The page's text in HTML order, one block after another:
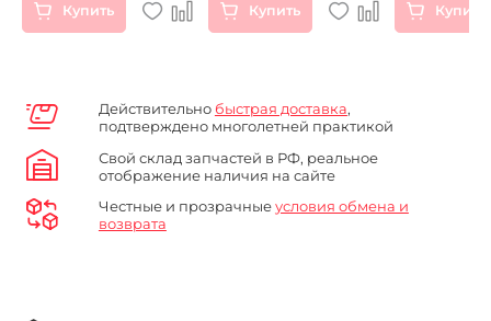
Купить Купить Купить
Действительно быстрая доставка,
подтверждено многолетней практикой
Свой склад запчастей в РФ, реальное
отображение наличия на сайте
Честные и прозрачныеусловия обмена и
возврата